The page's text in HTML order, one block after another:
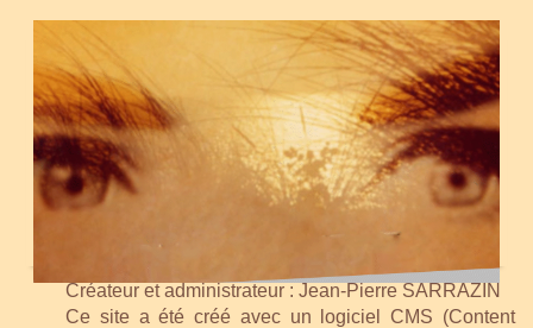
Créateur et administrateur : Jean-Pierre SARRAZIN
Ce site a été créé avec un logiciel CMS (Content